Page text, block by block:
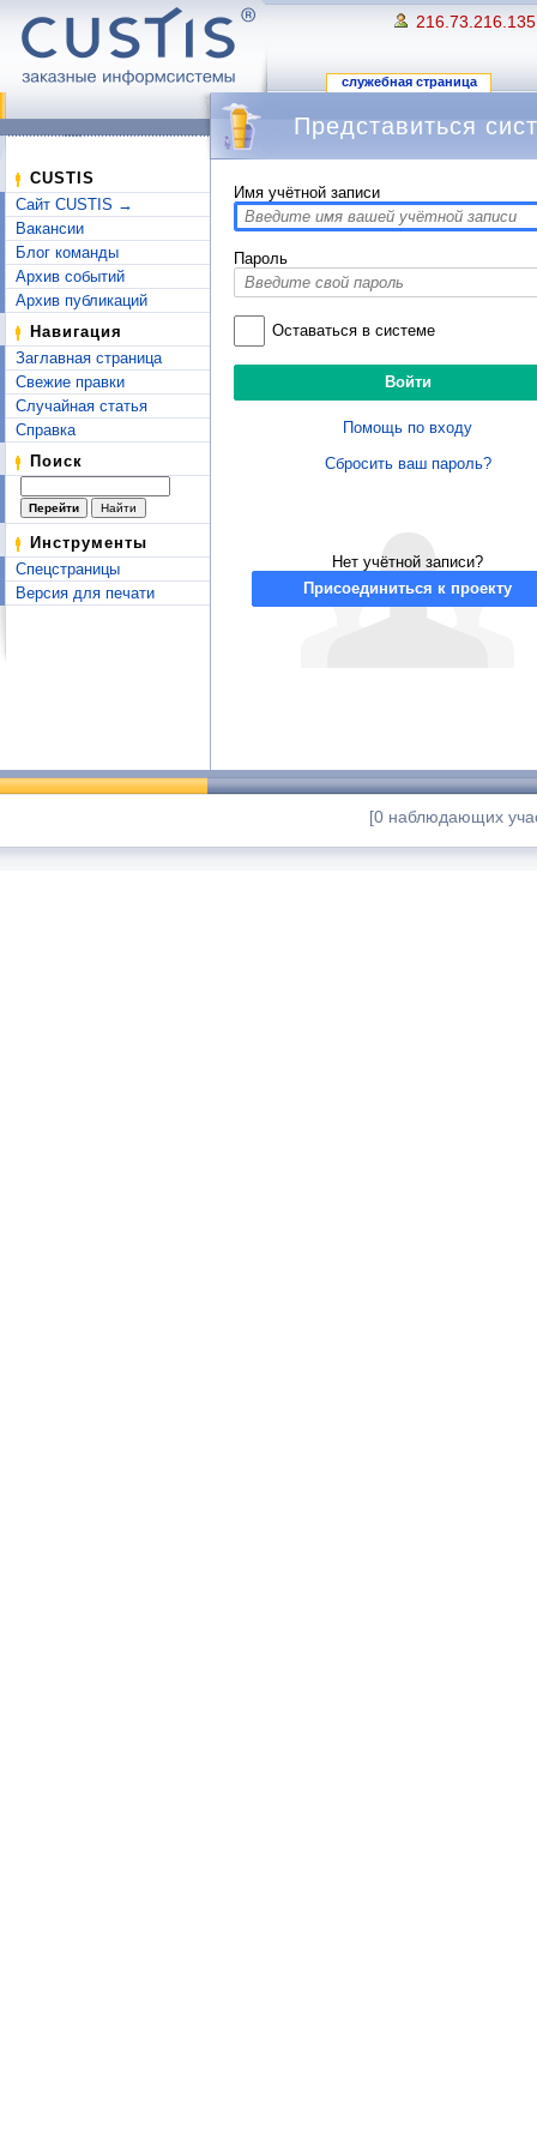
216.73.216.135
служебная страница
CUSTIS
Сайт CUSTIS →
Вакансии
Блог команды
Архив событий
Архив публикаций
Навигация
Заглавная страница
Свежие правки
Случайная статья
Справка
Поиск
Инструменты
Спецстраницы
Версия для печати
Представиться
Имя учётной записи
Пароль
Оставаться в системе
Помощь по входу
Сбросить ваш пароль?
Нет учётной записи?
Присоединиться к проекту
[0 наблюдающих